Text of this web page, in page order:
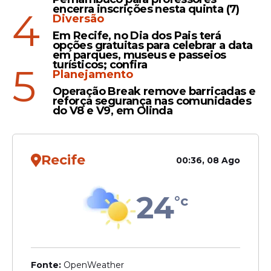
Leia Também
Posse
Prefeita de Olinda, Mirella
Assembleia
AMUPE reúne prefeitos
debate repasse de
encerra inscrições nesta quinta (7)
4
Diversão
Em Recife, no Dia dos Pais terá
opções gratuitas para celebrar a data
em parques, museus e passeios
turísticos; confira
5
Planejamento
Operação Break remove barricadas e
reforça segurança nas comunidades
do V8 e V9, em Olinda
Recife 00:36, 08 Ago
24°c
Fonte: OpenWeather